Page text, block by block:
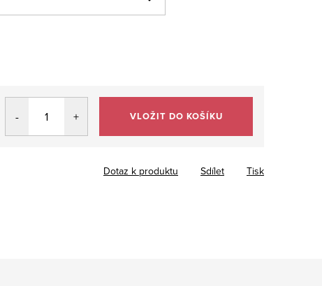
VLOŽIT DO KOŠÍKU
Tisk
Dotaz k produktu Sdílet